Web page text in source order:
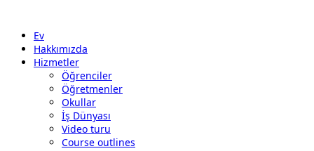
Ev
Hakkımızda
Hizmetler
Öğrenciler
Öğretmenler
Okullar
İş Dünyası
Video turu
Course outlines